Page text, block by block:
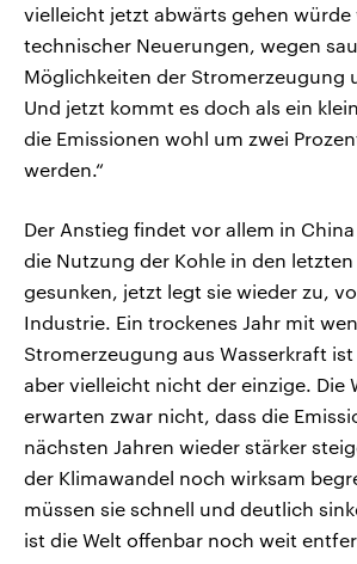
vielleicht jetzt abwärts gehen würde
technischer Neuerungen, wegen
Möglichkeiten der Stromerzeugung
Und jetzt kommt es doch als ein
die Emissionen wohl um zwei
werden.“
Der Anstieg findet vor allem in
die Nutzung der Kohle in den letzten
gesunken, jetzt legt sie wieder zu,
Industrie. Ein trockenes Jahr mit
Stromerzeugung aus Wasserkraft
aber vielleicht nicht der einzige. Die
erwarten zwar nicht, dass die
nächsten Jahren wieder stärker
der Klimawandel noch wirksam
müssen sie schnell und deutlich
ist die Welt offenbar noch weit